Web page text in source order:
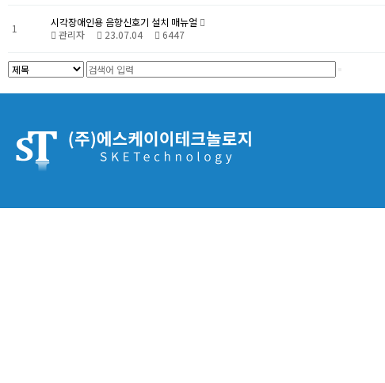
1
시각장애인용 음향신호기 설치 매뉴얼
관리자
23.07.04 6447